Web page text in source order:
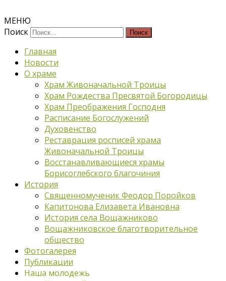
МЕНЮ
Поиск
Главная
Новости
О храме
Храм Живоначальной Троицы
Храм Рождества Пресвятой Богородицы
Храм Преображения Господня
Расписание Богослужений
Духовенство
Реставрация росписей храма
Живоначальной Троицы
Восстанавливающиеся храмы
Борисоглебского благочиния
История
Священномученик Феодор Поройков
Капитонова Елизавета Ивановна
История села Вощажниково
Вощажниковское благотворительное
общество
Фотогалерея
Публикации
Наша молодежь